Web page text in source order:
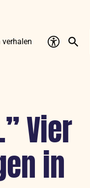
verhalen
Accessibility
Search
Vier
in